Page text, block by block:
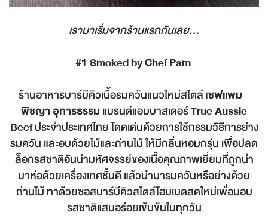
เรามาเริ่มจากร้านแรกกันเลย...
#1 Smoked by Chef Pam
ร้านอาหารบาร์บีคิวเนื้อรมควันแนวใหม่สไตล์เชฟแพม -
พิชญา อุทารธรรม แบรนด์แอมบาสเดอร์True Aussie
Beefประจำประเทศไทย โดดเด่นด้วยการใช้กรรมวิธีการย่าง
รมควัน และอบด้วยไม้และถ่านไม้ ให้มีกลิ่นหอมกรุ่น เพื่อปลด
ล็อกรสชาติอันน่ามหัศจรรย์ของเนื้อคุณภาพเยี่ยมที่ถูกนำ
มาห่อด้วยเครื่องเทศชั้นดี แล้วนำมารมควันหรือย่างด้วย
ถ่านไม้ ทาด้วยซอสบาร์บีคิวสไตล์โฮมเมดสดใหม่เพื่อมอบ
รสชาติแสนอร่อยเข้มข้นในทุกวัน